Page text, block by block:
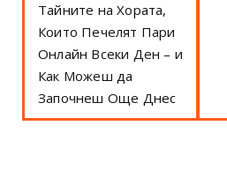
Тайните на Хората,
Които Печелят Пари
Онлайн Всеки Ден – и
Как Можеш да
Започнеш Още Днес